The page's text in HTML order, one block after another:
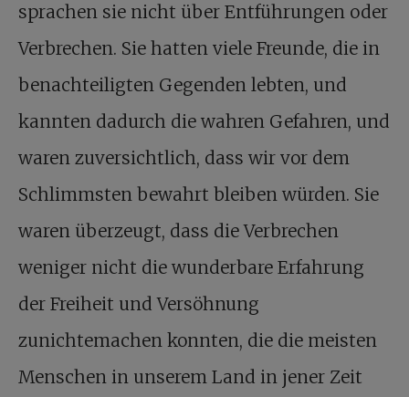
sprachen sie nicht über Entführungen oder
Verbrechen. Sie hatten viele Freunde, die in
benachteiligten Gegenden lebten, und
kannten dadurch die wahren Gefahren, und
waren zuversichtlich, dass wir vor dem
Schlimmsten bewahrt bleiben würden. Sie
waren überzeugt, dass die Verbrechen
weniger nicht die wunderbare Erfahrung
der Freiheit und Versöhnung
zunichtemachen konnten, die die meisten
Menschen in unserem Land in jener Zeit